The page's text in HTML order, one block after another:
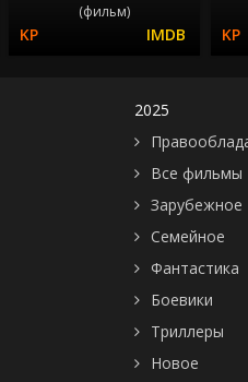
(фильм)
2025
Все фильмы
Зарубежное
Семейное
Фантастика
Боевики
Триллеры
Новое